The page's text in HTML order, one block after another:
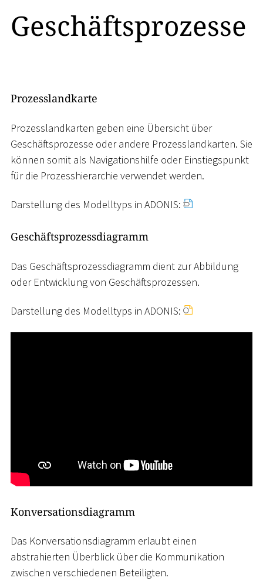
Geschäftsprozesse
Prozesslandkarte
Prozesslandkarten geben eine Übersicht über
Geschäftsprozesse oder andere Prozesslandkarten. Sie
können somit als Navigationshilfe oder Einstiegspunkt
für die Prozesshierarchie verwendet werden.
Darstellung des Modelltyps in ADONIS:
Geschäftsprozessdiagramm
Das Geschäftsprozessdiagramm dient zur Abbildung
oder Entwicklung von Geschäftsprozessen.
Darstellung des Modelltyps in ADONIS:
Konversationsdiagramm
Das Konversationsdiagramm erlaubt einen
abstrahierten Überblick über die Kommunikation
zwischen verschiedenen Beteiligten.